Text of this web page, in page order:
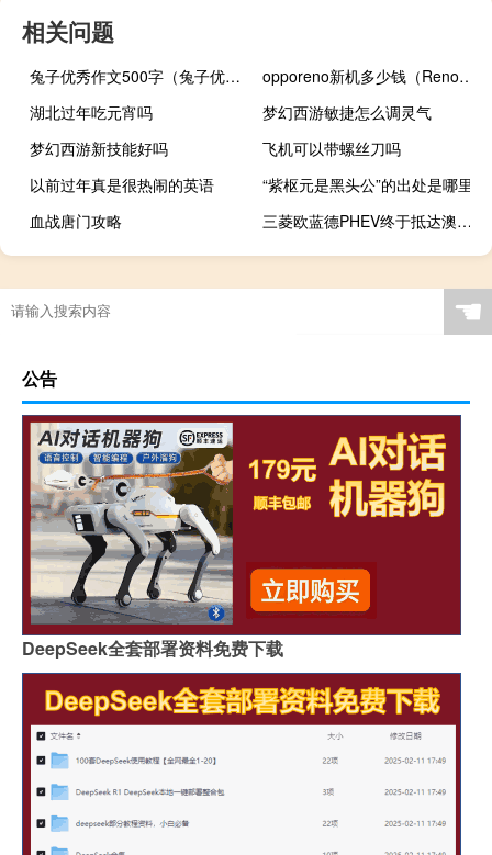
相关问题
兔子优秀作文500字（兔子优化大师）
opporeno新机多少钱（Reno新机价格及图片表）
湖北过年吃元宵吗
梦幻西游敏捷怎么调灵气
梦幻西游新技能好吗
飞机可以带螺丝刀吗
以前过年真是很热闹的英语
“紫枢元是黑头公”的出处是哪里
血战唐门攻略
三菱欧蓝德PHEV终于抵达澳大利亚在2015年推出外观最新颖的欧蓝德汽油和柴油版本之后
☚
公告
DeepSeek全套部署资料免费下载